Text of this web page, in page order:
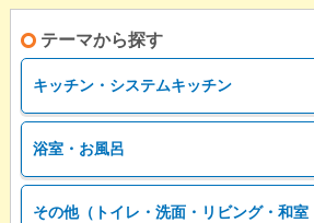
テーマから探す
キッチン・システムキッチン
浴室・お風呂
その他（トイレ・洗面・リビング・和室